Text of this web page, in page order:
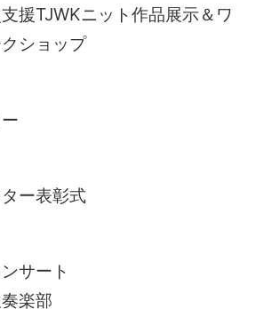
援TJWKニット作品展示＆ワ
ショップ
ー表彰式
サート
楽部